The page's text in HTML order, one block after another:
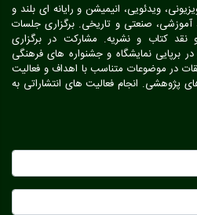
ویدئویی، انیمیشن و رایانه ای بلند و
آموزشی، صنعتی و تاریخی. برگزاری جلسات
کتاب و نشریه. مشارکت در برگزاری
برپایی نمایشگاه و جشنواره های فرهنگی
در موضوعات متناسب با اهداف و فعالیت
انجام فعالیت های انتشاراتی به